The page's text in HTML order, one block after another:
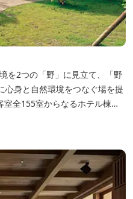
心身と自然環境をつなぐ場を提
全155室からなるホテル棟
棟独立型のヴィラ6棟がござ